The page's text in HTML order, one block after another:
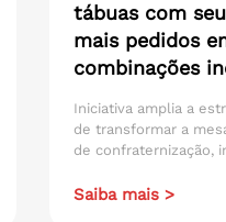
tábuas com
mais pedidos
combinações
Iniciativa amplia a
de transformar a
de confraternização,
Saiba mais >